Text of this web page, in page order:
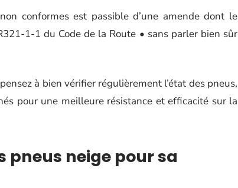
conformes est passible d’une amende dont le
1-1 du Code de la Route • sans parler bien sûr
à bien vérifier régulièrement l’état des pneus,
pour une meilleure résistance et efficacité sur la
pneus neige pour sa